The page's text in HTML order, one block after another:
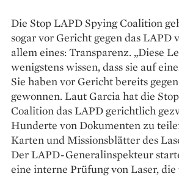
Die Stop LAPD Spying Coalition
sogar vor Gericht gegen das LAPD
allem eines: Transparenz. „Diese
wenigstens wissen, dass sie auf
Sie haben vor Gericht bereits
gewonnen. Laut Garcia hat die
Coalition das LAPD gerichtlich
Hunderte von Dokumenten zu
Karten und Missionsblätter des
Der LAPD-Generalinspekteur
eine interne Prüfung von Laser,